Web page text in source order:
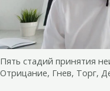
Пять стадий принятия
Отрицание, Гнев, Торг,